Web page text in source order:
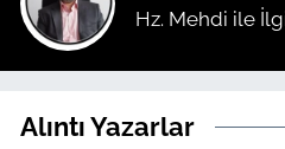
Hz. Mehdi ile
Alıntı Yazarlar